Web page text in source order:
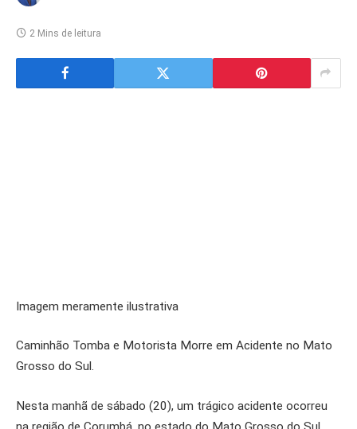
2 Mins de leitura
Imagem meramente ilustrativa
Caminhão Tomba e Motorista Morre em Acidente no Mato
Grosso do Sul.
Nesta manhã de sábado (20), um trágico acidente ocorreu